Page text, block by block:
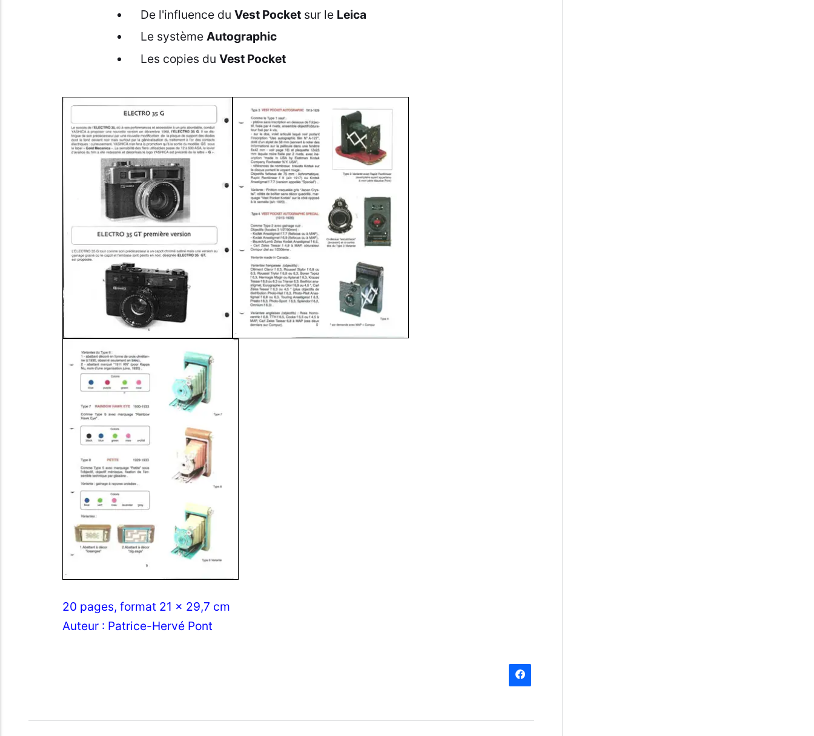
De l'influence du Vest Pocketsur le Leica
Le système Autographic
Les copies du Vest Pocket
20 pages, format 21 x 29,7 cm
Auteur : Patrice-Hervé Pont